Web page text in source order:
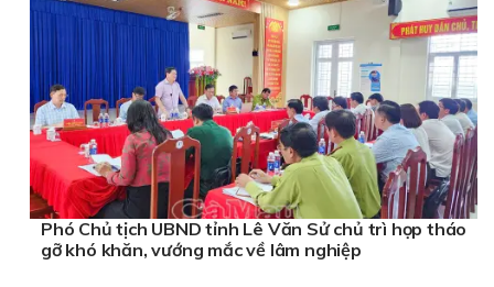
Phó Chủ tịch UBND tỉnh Lê Văn Sử chủ trì họp tháo
gỡ khó khăn, vướng mắc về lâm nghiệp